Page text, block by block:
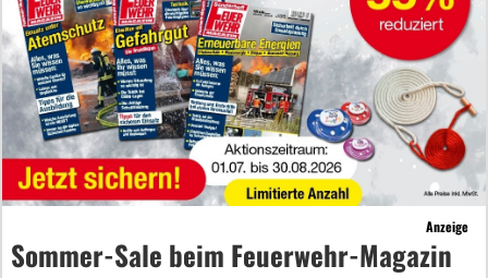
Anzeige
Sommer-Sale beim Feuerwehr-Magazin